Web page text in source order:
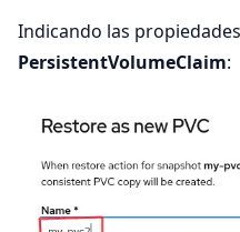
Indicando las
PersistentVolumeClaim: